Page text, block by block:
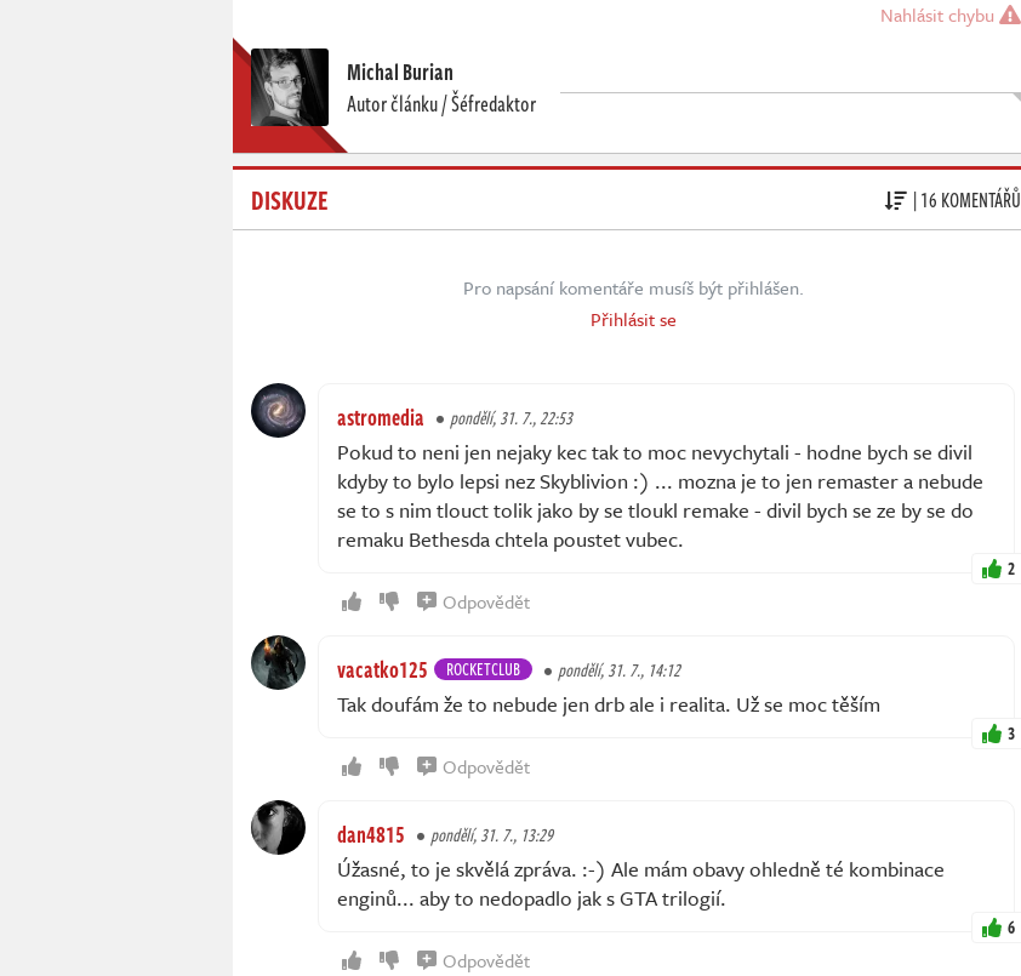
Nahlásit chybu
Michal Burian
Autor článku / Šéfredaktor
DISKUZE | 16 KOMENTÁŘŮ
Pro napsání komentáře musíš být přihlášen.
Přihlásit se
astromedia pondělí, 31. 7., 22:53
Pokud to neni jen nejaky kec tak to moc nevychytali - hodne bych se divil
kdyby to bylo lepsi nez Skyblivion :) ... mozna je to jen remaster a nebude
se to s nim tlouct tolik jako by se tloukl remake - divil bych se ze by se do
remaku Bethesda chtela poustet vubec.
2
Odpovědět
vacatko125 ROCKETCLUB pondělí, 31. 7., 14:12
Tak doufám že to nebude jen drb ale i realita. Už se moc těším
3
Odpovědět
dan4815 pondělí, 31. 7., 13:29
Úžasné, to je skvělá zpráva. :-) Ale mám obavy ohledně té kombinace
enginů... aby to nedopadlo jak s GTA trilogií.
6
Odpovědět